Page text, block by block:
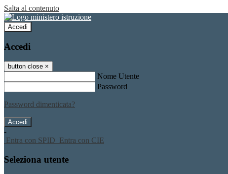
Salta al contenuto
Accedi
Accedi
button close ×
Nome Utente
Password
Password dimenticata?
-
Entra con SPID Entra con CIE
Seleziona utente